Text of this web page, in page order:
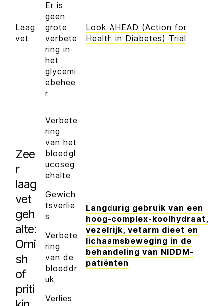
Laag
vet
Er is
geen
grote
verbete
ring in
het
glycemi
ebehee
r
Look AHEAD (Action for
Health in Diabetes) Trial
Zee
r
laag
vet
geh
alte:
Orni
sh
of
priti
Verbete
ring
van het
bloedgl
ucoseg
ehalte
Gewich
tsverlie
s
Verbete
ring
van de
bloeddr
uk
Verlies
Langdurig gebruik van een
hoog-complex-koolhydraat,
vezelrijk, vetarm dieet en
lichaamsbeweging in de
behandeling van NIDDM-
patiënten